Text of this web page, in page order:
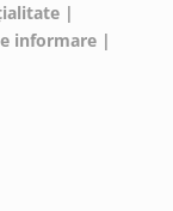
|
informare|